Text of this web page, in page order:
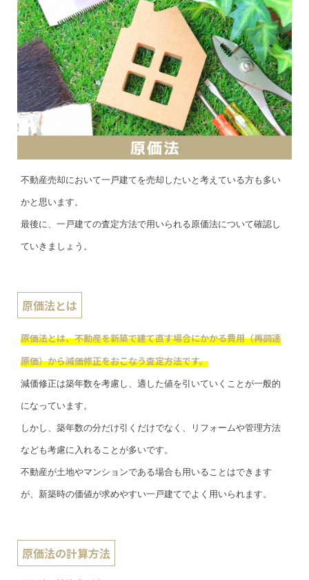
不動産売却において一戸建てを売却したいと考えている方も多い
かと思います。
最後に、一戸建ての査定方法で用いられる原価法について確認し
ていきましょう。
原価法とは
原価法とは、不動産を新築で建て直す場合にかかる費用（再調達
原価）から減価修正をおこなう査定方法です。
減価修正は築年数を考慮し、適した値を引いていくことが一般的
になっています。
しかし、築年数の分だけ引くだけでなく、リフォームや管理方法
なども考慮に入れることが多いです。
不動産が土地やマンションである場合も用いることはできます
が、新築時の価値が求めやすい一戸建てでよく用いられます。
原価法の計算方法